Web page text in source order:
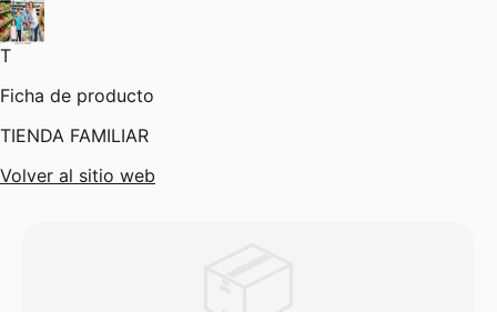
T
Ficha de producto
TIENDA FAMILIAR
Volver al sitio web